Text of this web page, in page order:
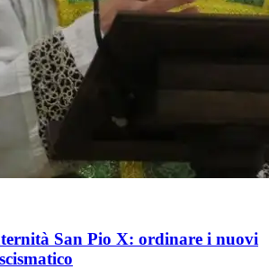
San Pio X: ordinare i nuovi